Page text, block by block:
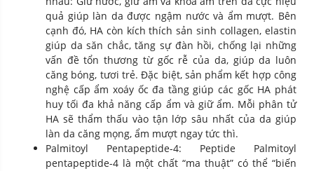
quả giúp làn da được ngậm nước và ẩm mượt. Bên
cạnh đó, HA còn kích thích sản sinh collagen, elastin
giúp da săn chắc, tăng sự đàn hồi, chống lại những
vấn đề tổn thương từ gốc rễ của da, giúp da luôn
căng bóng, tươi trẻ. Đặc biệt, sản phẩm kết hợp công
nghệ cấp ẩm xoáy ốc đa tầng giúp các gốc HA phát
huy tối đa khả năng cấp ẩm và giữ ẩm. Mỗi phân tử
HA sẽ thẩm thấu vào tận lớp sâu nhất của da giúp
làn da căng mọng, ẩm mượt ngay tức thì.
Palmitoyl Pentapeptide-4: Peptide Palmitoyl
pentapeptide-4 là một chất “ma thuật” có thể “biến